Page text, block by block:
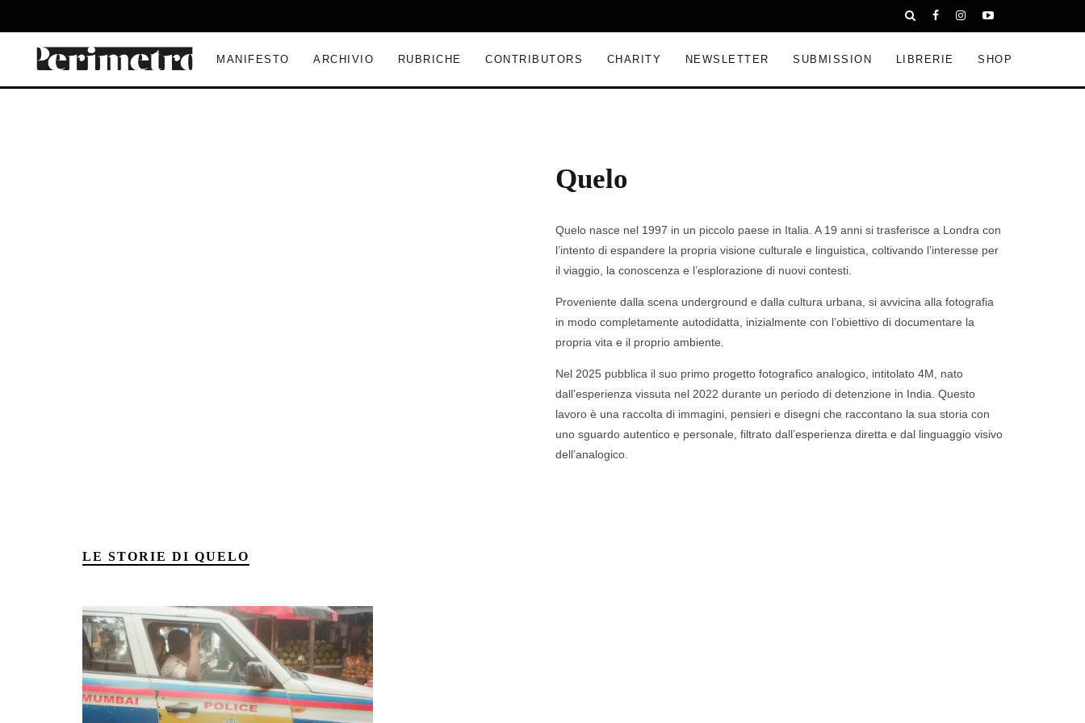
MANIFESTO ARCHIVIO RUBRICHE CONTRIBUTORS CHARITY NEWSLETTER SUBMISSION LIBRERIE SHOP
Quelo
Quelo nasce nel 1997 in un piccolo paese in Italia. A 19 anni si trasferisce a Londra con
l’intento di espandere la propria visione culturale e linguistica, coltivando l’interesse per
il viaggio, la conoscenza e l’esplorazione di nuovi contesti.
Proveniente dalla scena underground e dalla cultura urbana, si avvicina alla fotografia
in modo completamente autodidatta, inizialmente con l’obiettivo di documentare la
propria vita e il proprio ambiente.
Nel 2025 pubblica il suo primo progetto fotografico analogico, intitolato 4M, nato
dall’esperienza vissuta nel 2022 durante un periodo di detenzione in India. Questo
lavoro è una raccolta di immagini, pensieri e disegni che raccontano la sua storia con
uno sguardo autentico e personale, filtrato dall’esperienza diretta e dal linguaggio visivo
dell’analogico.
LE STORIE DI QUELO